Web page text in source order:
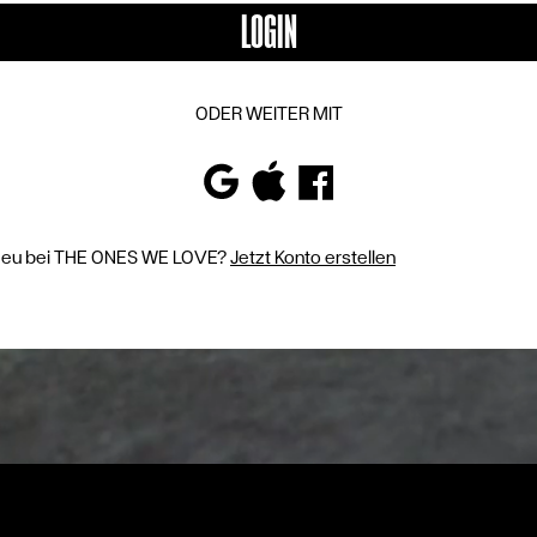
BLOG
SO
SHOP
SPRACHEDEFR
LOGIN
ODER WEITER MIT
bei THE ONES WE LOVE?Jetzt Konto erstellen